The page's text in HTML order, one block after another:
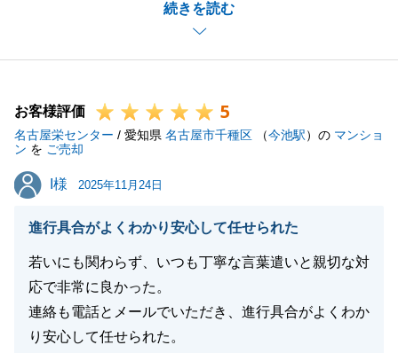
続きを読む
ざいましたが、関係各所との協議を重ね、無事にご成
約へと至ることができました。これもひとえに、E様
のご理解とご協力があったからこそと、心より感謝し
今後とも、不動産の売買に関して何かお役に立てるこ
とがございましたら、精一杯お手伝いさせていただき
ます。ぜひお気軽にご相談いただけますと幸いです。
この度はご成約、誠におめでとうございます。
閉じる
お客様評価 5
名古屋栄センター / 愛知県 名古屋市千種区 （今池駅）の マンショ
ン を ご売却
I様
I様 2025年11月24日
進行具合がよくわかり安心して任せられた
若いにも関わらず、いつも丁寧な言葉遣いと親切な対
応で非常に良かった。
連絡も電話とメールでいただき、進行具合がよくわか
り安心して任せられた。